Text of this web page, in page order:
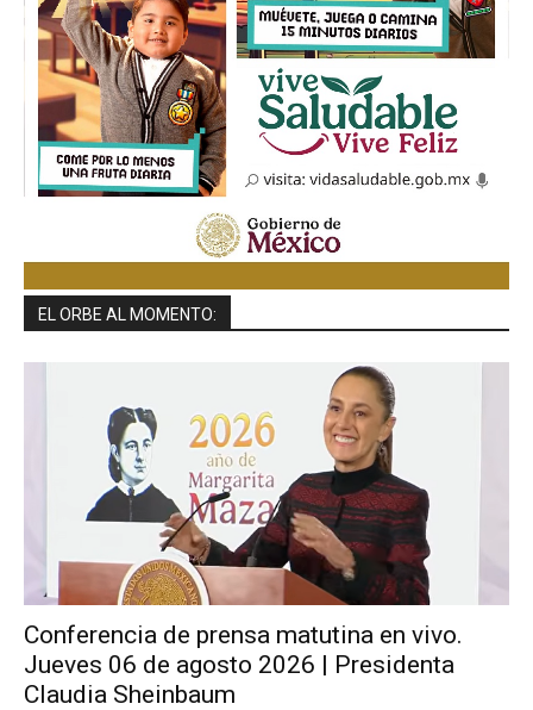
EL ORBE AL MOMENTO:
Conferencia de prensa matutina en vivo.
Jueves 06 de agosto 2026 | Presidenta
Claudia Sheinbaum